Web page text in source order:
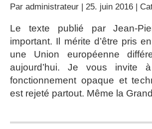
Par administrateur | 25. juin 2016 |
Le texte publié par Jean-
important. Il mérite d’être pris
une Union européenne
aujourd’hui. Je vous
fonctionnement opaque et
est rejeté partout. Même la